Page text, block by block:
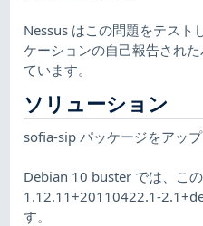
Nessus はこの問題をテスト
ケーションの自己報告され
ています。
ソリューション
sofia-sip パッケージをアッ
Debian 10 buster では、こ
1.12.11+20110422.1-
す。